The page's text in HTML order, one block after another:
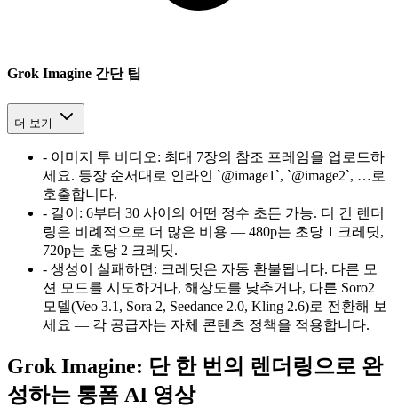
Grok Imagine 간단 팁
더 보기
- 이미지 투 비디오: 최대 7장의 참조 프레임을 업로드하
세요. 등장 순서대로 인라인 `@image1`, `@image2`, …로
호출합니다.
- 길이 : 6부터 30 사이의 어떤 정수 초든 가능. 더 긴 렌더
링은 비례적으로 더 많은 비용 — 480p는 초당 1 크레딧,
720p는 초당 2 크레딧.
- 생성이 실패하면 : 크레딧은 자동 환불됩니다. 다른 모
션 모드를 시도하거나, 해상도를 낮추거나, 다른 Soro2
모델(Veo 3.1, Sora 2, Seedance 2.0, Kling 2.6)로 전환해 보
세요 — 각 공급자는 자체 콘텐츠 정책을 적용합니다.
Grok Imagine: 단 한 번의 렌더링으로 완
성하는 롱폼 AI 영상